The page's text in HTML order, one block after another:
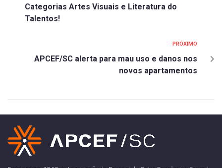
Categorias Artes Visuais e Literatura do
Talentos!
PRÓXIMO
APCEF/SC alerta para mau uso e danos nos
novos apartamentos